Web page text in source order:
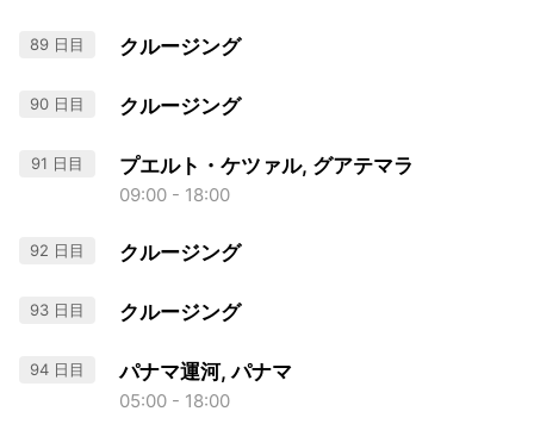
89 日目 クルージング
90 日目 クルージング
91 日目 プエルト・ケツァル, グアテマラ
09:00 - 18:00
92 日目 クルージング
93 日目 クルージング
94 日目 パナマ運河, パナマ
05:00 - 18:00